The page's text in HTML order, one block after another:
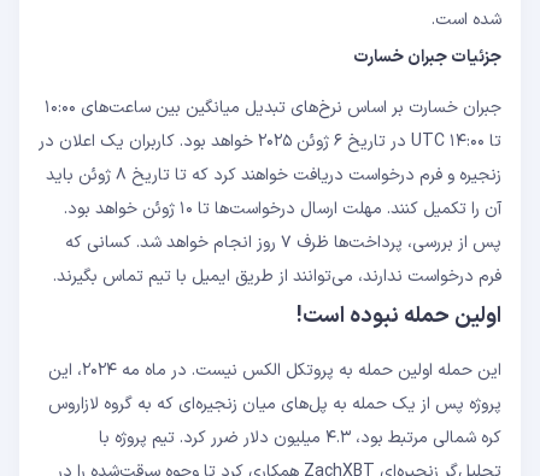
شده است.
جزئیات جبران خسارت
جبران خسارت بر اساس نرخ‌های تبدیل میانگین بین ساعت‌های ۱۰:۰۰
تا ۱۴:۰۰ UTC در تاریخ ۶ ژوئن ۲۰۲۵ خواهد بود. کاربران یک اعلان در
زنجیره و فرم درخواست دریافت خواهند کرد که تا تاریخ ۸ ژوئن باید
آن را تکمیل کنند. مهلت ارسال درخواست‌ها تا ۱۰ ژوئن خواهد بود.
پس از بررسی، پرداخت‌ها ظرف ۷ روز انجام خواهد شد. کسانی که
فرم درخواست ندارند، می‌توانند از طریق ایمیل با تیم تماس بگیرند.
اولین حمله نبوده است!
این حمله اولین حمله به پروتکل الکس نیست. در ماه مه ۲۰۲۴، این
پروژه پس از یک حمله به پل‌های میان زنجیره‌ای که به گروه لازاروس
کره شمالی مرتبط بود، ۴.۳ میلیون دلار ضرر کرد. تیم پروژه با